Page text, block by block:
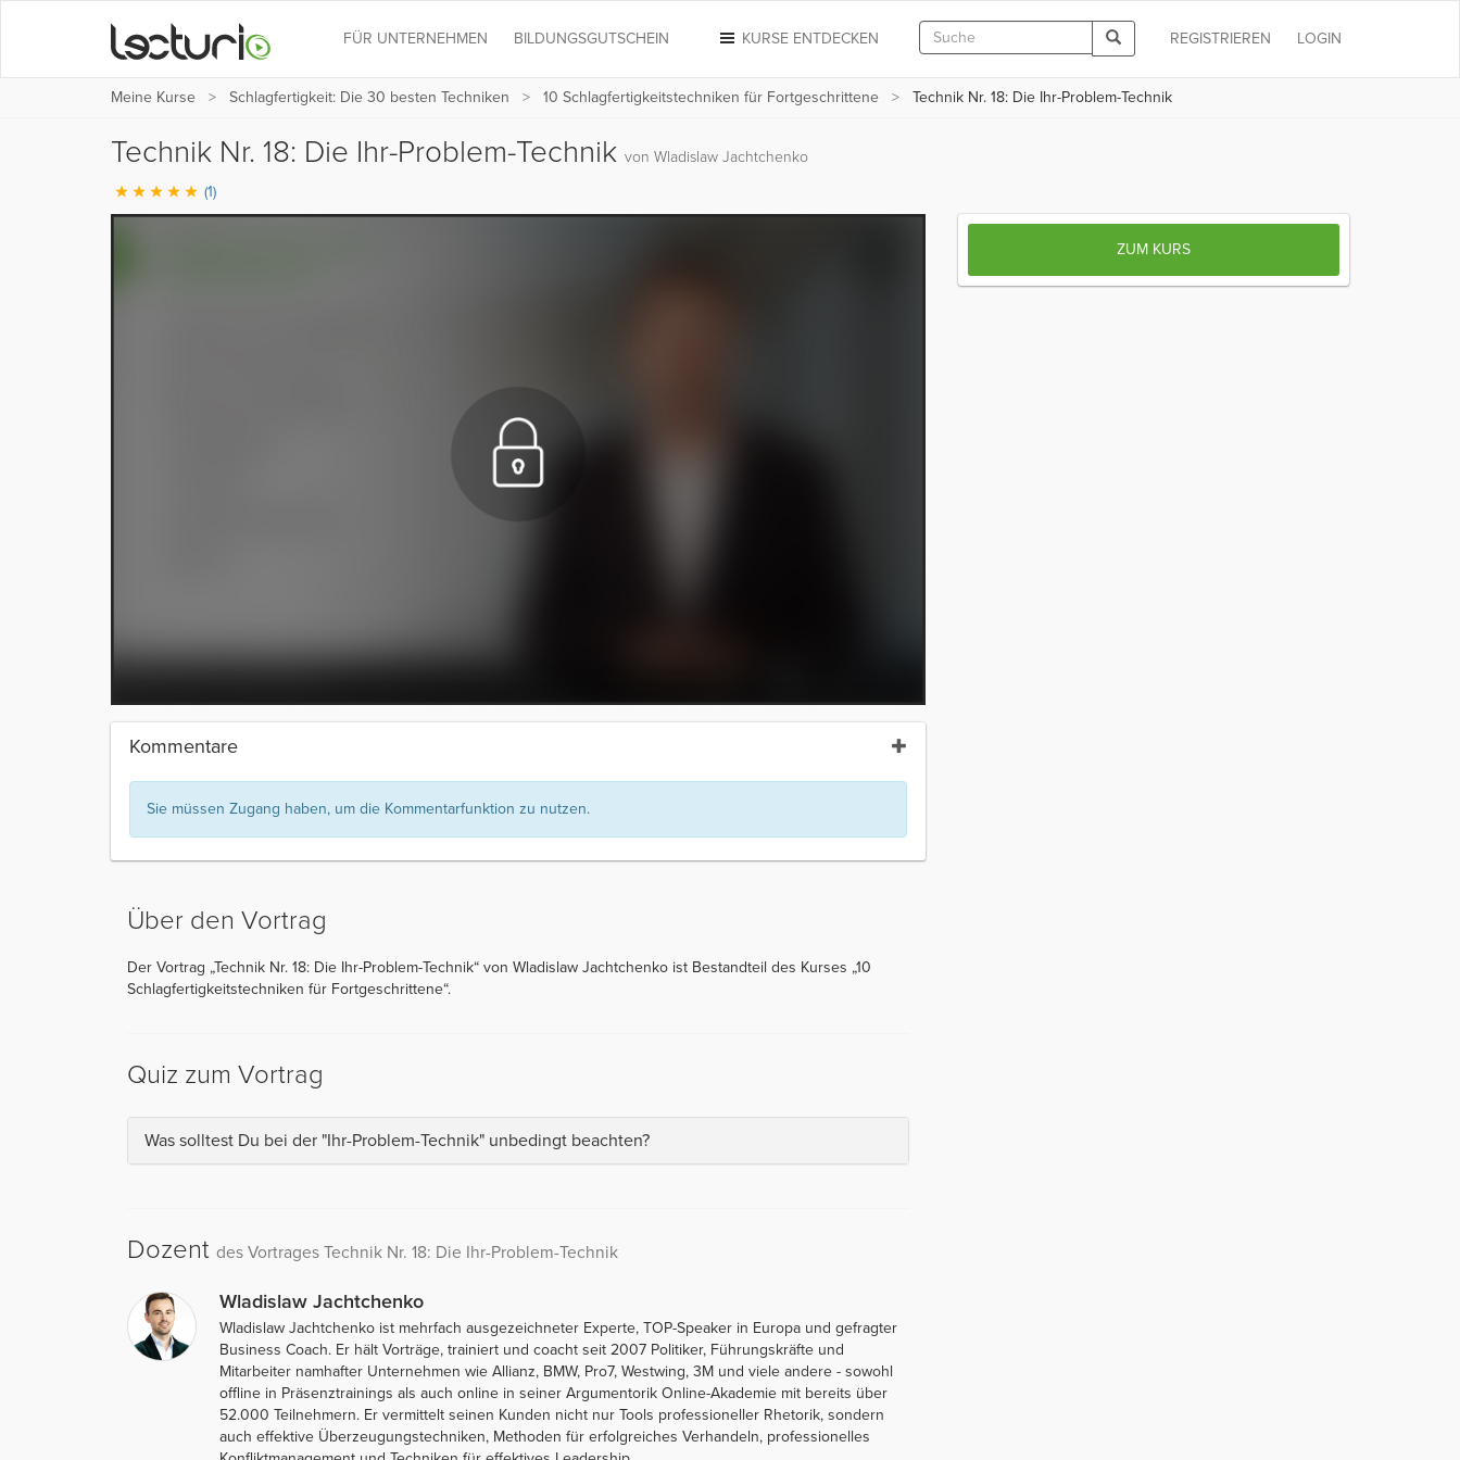
LOGIN
REGISTRIEREN
KURSE ENTDECKEN
FÜR UNTERNEHMEN BILDUNGSGUTSCHEIN
Meine Kurse Schlagfertigkeit: Die 30 besten Techniken 10 Schlagfertigkeitstechniken für Fortgeschrittene Technik Nr. 18: Die Ihr-Problem-Technik
Technik Nr. 18: Die Ihr-Problem-Technik von Wladislaw Jachtchenko
(1)
Kommentare
Sie müssen Zugang haben, um die Kommentarfunktion zu nutzen.
Über den Vortrag
Der Vortrag „Technik Nr. 18: Die Ihr-Problem-Technik“ von Wladislaw Jachtchenko ist Bestandteil des Kurses „10
Schlagfertigkeitstechniken für Fortgeschrittene“.
Quiz zum Vortrag
Was solltest Du bei der "Ihr-Problem-Technik" unbedingt beachten?
Dozent des Vortrages Technik Nr. 18: Die Ihr-Problem-Technik
Wladislaw Jachtchenko
Wladislaw Jachtchenko ist mehrfach ausgezeichneter Experte, TOP-Speaker in Europa und gefragter
Business Coach. Er hält Vorträge, trainiert und coacht seit 2007 Politiker, Führungskräfte und
Mitarbeiter namhafter Unternehmen wie Allianz, BMW, Pro7, Westwing, 3M und viele andere - sowohl
offline in Präsenztrainings als auch online in seiner Argumentorik Online-Akademie mit bereits über
52.000 Teilnehmern. Er vermittelt seinen Kunden nicht nur Tools professioneller Rhetorik, sondern
auch effektive Überzeugungstechniken, Methoden für erfolgreiches Verhandeln, professionelles
ZUM KURS